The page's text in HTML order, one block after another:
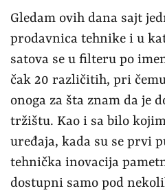
Gledam ovih dana sajt
prodavnica tehnike i u
satova se u filteru po
čak 20 različitih, pri
onoga za šta znam da je
tržištu. Kao i sa bilo
uređaja, kada su se prvi
tehnička inovacija
dostupni samo pod